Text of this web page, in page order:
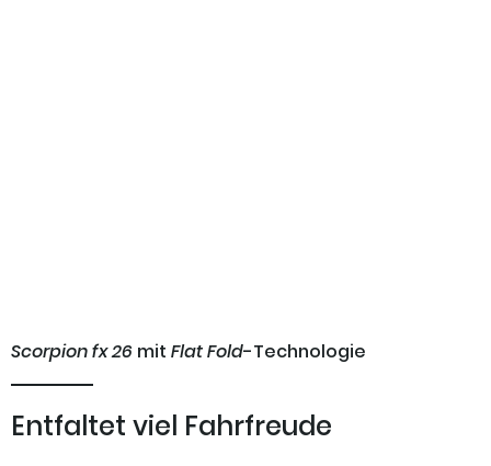
Scorpion fx 26 mit Flat Fold-Technologie
Entfaltet viel Fahrfreude